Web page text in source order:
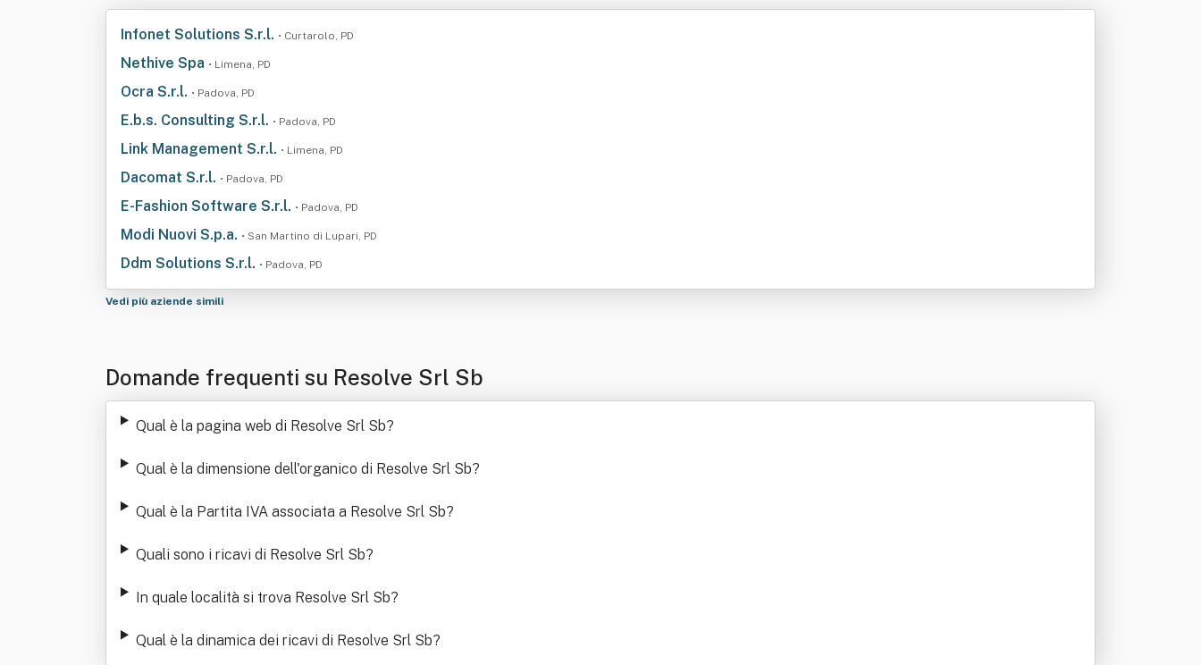
Infonet Solutions S.r.l. • Curtarolo, PD
Nethive Spa • Limena, PD
Ocra S.r.l. • Padova, PD
E.b.s. Consulting S.r.l. • Padova, PD
Link Management S.r.l. • Limena, PD
Dacomat S.r.l. • Padova, PD
E-Fashion Software S.r.l. • Padova, PD
Modi Nuovi S.p.a. • San Martino di Lupari, PD
Ddm Solutions S.r.l. • Padova, PD
Vedi più aziende simili
Domande frequenti su Resolve Srl Sb
Qual è la pagina web di Resolve Srl Sb?
Qual è la dimensione dell'organico di Resolve Srl Sb?
Qual è la Partita IVA associata a Resolve Srl Sb?
Quali sono i ricavi di Resolve Srl Sb?
In quale località si trova Resolve Srl Sb?
Qual è la dinamica dei ricavi di Resolve Srl Sb?